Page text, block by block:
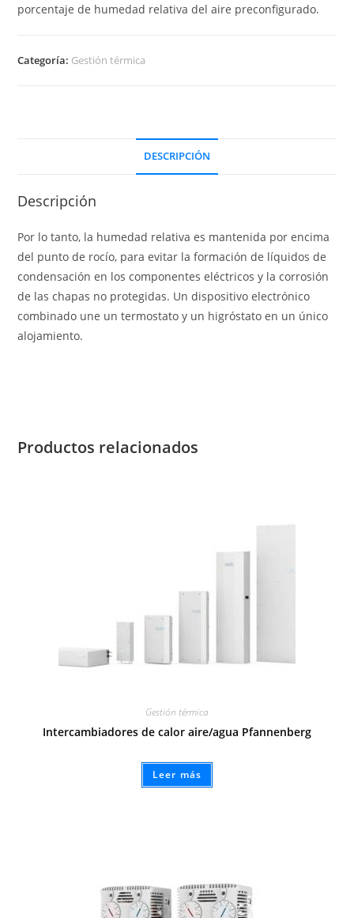
porcentaje de humedad relativa del aire preconfigurado.
Categoría: Gestión térmica
DESCRIPCIÓN
Descripción
Por lo tanto, la humedad relativa es mantenida por encima
del punto de rocío, para evitar la formación de líquidos de
condensación en los componentes eléctricos y la corrosión
de las chapas no protegidas. Un dispositivo electrónico
combinado une un termostato y un higróstato en un único
alojamiento.
Productos relacionados
Gestión térmica
Intercambiadores de calor aire/agua Pfannenberg
Leer más